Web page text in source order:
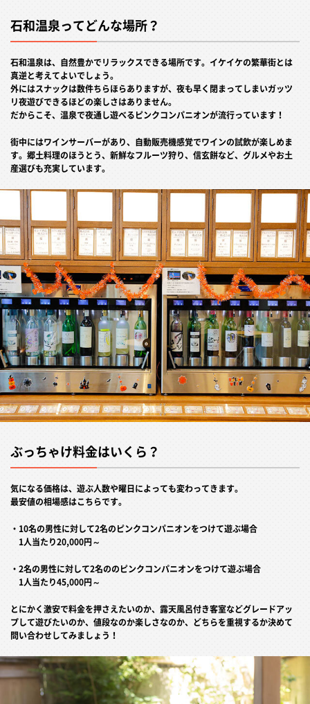
石和温泉ってどんな場所？
石和温泉は、自然豊かでリラックスできる場所です。イケイケの繁華街とは
真逆と考えてよいでしょう。
外にはスナックは数件ちらほらありますが、夜も早く閉まってしまいガッツ
リ夜遊びできるほどの楽しさはありません。
だからこそ、温泉で夜通し遊べるピンクコンパニオンが流行っています！
街中にはワインサーバーがあり、自動販売機感覚でワインの試飲が楽しめま
す。郷土料理のほうとう、新鮮なフルーツ狩り、信玄餅など、グルメやお土
産選びも充実しています。
ぶっちゃけ料金はいくら？
気になる価格は、遊ぶ人数や曜日によっても変わってきます。
最安値の相場感はこちらです。
・10名の男性に対して2名のピンクコンパニオンをつけて遊ぶ場合
1人当たり20,000円～
・2名の男性に対して2名ののピンクコンパニオンをつけて遊ぶ場合
1人当たり45,000円～
とにかく激安で料金を押さえたいのか、露天風呂付き客室などグレードアッ
プして遊びたいのか、値段なのか楽しさなのか、どちらを重視するか決めて
問い合わせしてみましょう！